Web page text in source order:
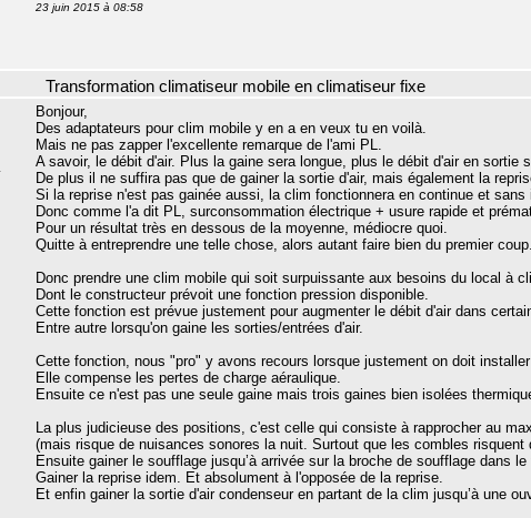
23 juin 2015 à 08:58
Transformation climatiseur mobile en climatiseur fixe
Bonjour,
Des adaptateurs pour clim mobile y en a en veux tu en voilà.
Mais ne pas zapper l'excellente remarque de l'ami PL.
A savoir, le débit d'air. Plus la gaine sera longue, plus le débit d'air en sortie
De plus il ne suffira pas que de gainer la sortie d'air, mais également la
Si la reprise n'est pas gainée aussi, la clim fonctionnera en continue et sans
Donc comme l'a dit PL, surconsommation électrique + usure rapide et
Pour un résultat très en dessous de la moyenne, médiocre quoi.
Quitte à entreprendre une telle chose, alors autant faire bien du premier coup.
Donc prendre une clim mobile qui soit surpuissante aux besoins du local à
Dont le constructeur prévoit une fonction pression disponible.
Cette fonction est prévue justement pour augmenter le débit d'air dans
Entre autre lorsqu'on gaine les sorties/entrées d'air.
Cette fonction, nous "pro" y avons recours lorsque justement on doit
Elle compense les pertes de charge aéraulique.
Ensuite ce n'est pas une seule gaine mais trois gaines bien isolées
La plus judicieuse des positions, c'est celle qui consiste à rapprocher au
(mais risque de nuisances sonores la nuit. Surtout que les combles
Ensuite gainer le soufflage jusqu’à arrivée sur la broche de soufflage dans
Gainer la reprise idem. Et absolument à l'opposée de la reprise.
Et enfin gainer la sortie d'air condenseur en partant de la clim jusqu’à une